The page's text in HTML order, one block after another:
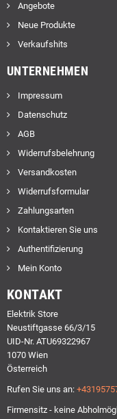
Angebote
Neue Produkte
Verkaufshits
UNTERNEHMEN
Impressum
Datenschutz
AGB
Widerrufsbelehrung
Versandkosten
Widerrufsformular
Zahlungsarten
Kontaktieren Sie uns
Authentifizierung
Mein Konto
KONTAKT
Elektrik Store
Neustiftgasse 66/3/15
UID-Nr. ATU69322967
1070 Wien
Österreich
Rufen Sie uns an:
Firmensitz - keine